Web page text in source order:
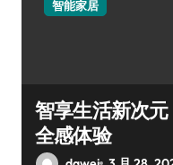
智能家居
智享生活新次
全感体验